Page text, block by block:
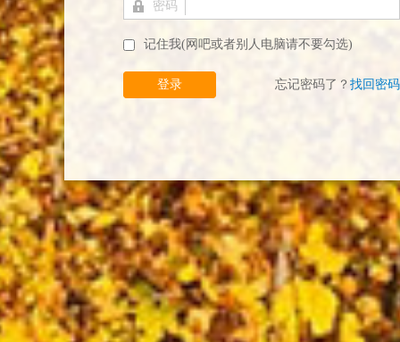
密码
记住我(网吧或者别人电脑请不要勾选)
登录 忘记密码了？ 找回密码